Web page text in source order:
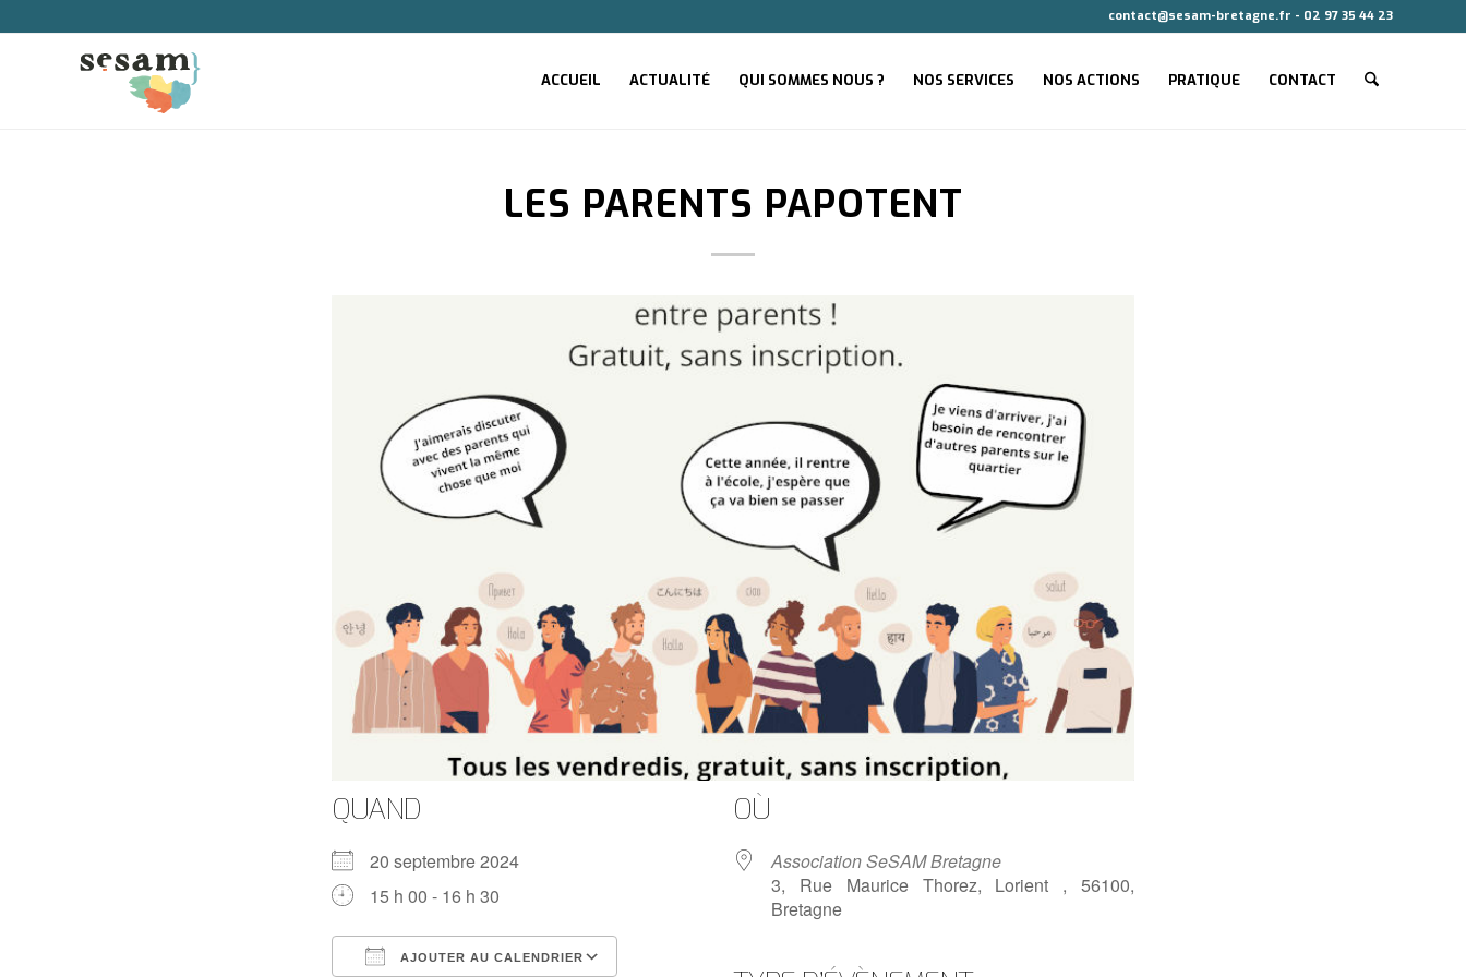
contact@sesam-bretagne.fr - 02 97 35 44 23
ACCUEIL ACTUALITÉ QUI SOMMES NOUS ? NOS SERVICES NOS ACTIONS PRATIQUE CONTACT
LES PARENTS PAPOTENT
QUAND
20 septembre 2024
15 h 00 - 16 h 30
AJOUTER AU CALENDRIER
OÙ
Association SeSAM Bretagne
3, Rue Maurice Thorez, Lorient , 56100,
Bretagne